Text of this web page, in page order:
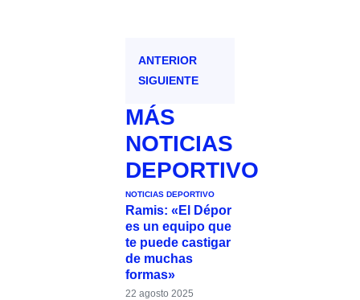
ANTERIOR
SIGUIENTE
MÁS
NOTICIAS
DEPORTIVO
NOTICIAS DEPORTIVO
Ramis: «El Dépor
es un equipo que
te puede castigar
de muchas
formas»
22 agosto 2025